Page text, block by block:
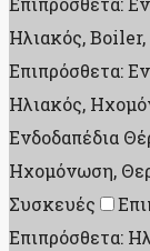
Ηλιακός,
Επιπρόσθετα:
Ηλιακός,
Ενδοδαπέδια
Ηχομόνωση,
Συσκευές
Επιπρόσθετα: